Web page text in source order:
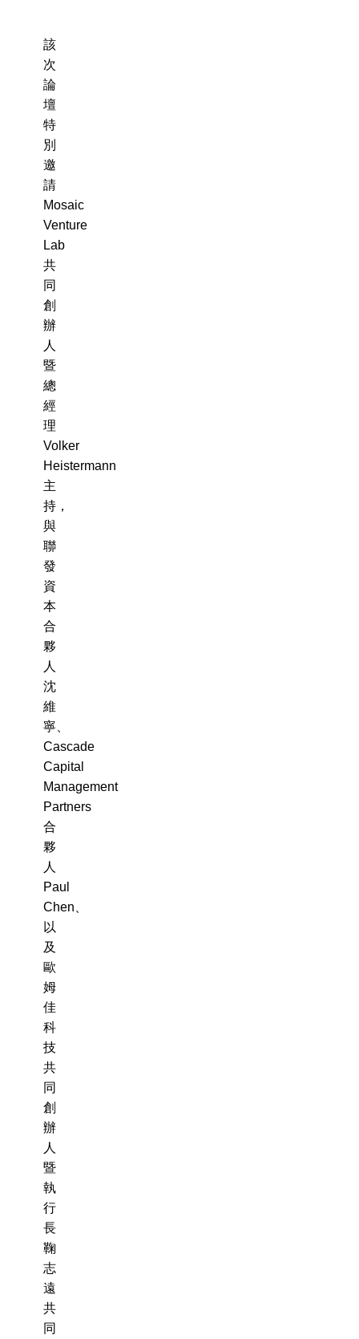
該
次
論
壇
特
別
邀
請
Mosaic
Venture
Lab
共
同
創
辦
人
暨
總
經
理
Volker
Heistermann
主
持，
與
聯
發
資
本
合
夥
人
沈
維
寧、
Cascade
Capital
Management
Partners
合
夥
人
Paul
Chen、
以
及
歐
姆
佳
科
技
共
同
創
辦
人
暨
執
行
長
鞠
志
遠
共
同